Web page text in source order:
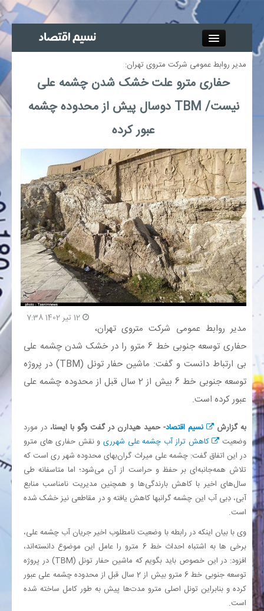
جذب خبرنگار
آگهی استخدام
پیوند‌ها
چند رسانه‌ای
اجتماعی
صنعت معدن و تجارت
بیمه و بورس
بانک
خانه
مدیر روابط عمومی شرکت متروی تهران:
حفاری مترو علت خشک شدن چشمه علی
نیست/ TBM دوسال پیش از محدوده چشمه
عبور کرده
مدیر روابط عمومی شرکت متروی تهران،
حفاری توسعه جنوبی خط 6 مترو را در خشک شدن چشمه علی
بی ارتباط دانست و گفت: ماشین حفار تونل (TBM) در پروژه
توسعه جنوبی خط 6 بیش از 2 سال قبل از محدوده چشمه علی
عبور کرده است.
به گزارش نسیم اقتصاد- حمید هیدارن در گفت وگو با ایسنا، در مورد
وضعیت
کاهش تراز آب چشمه علی شهرری و نقش حفاری های مترو
در این اتفاق گفت: چشمه علی میراث گران‌بهای محدوده شهر ری است که
تلاش همه‌جانبه‌ای بر حفظ و حراست از آن می‌شود؛ اما متاسفانه طی
سال‌های اخیر با کاهش بارندگی‌ها و همچنین مدیریت نامناسب منابع
آبی، دِبی آب این چشمه گرانبها کاهش یافته و در مقاطعی نیز خشک شده
است.
وی با بیان اینکه در رابطه با وضعیت نامطلوب اخیر جریان آب چشمه علی،
برخی ها به اشتباه احداث خط 6 مترو را عامل این موضوع دانسته‌اند،
افزود: در این خصوص باید بگویم که ماشین حفار تونل (TBM) در پروژه
توسعه جنوبی خط 6 مترو بیش از 2 سال قبل از محدوده چشمه علی عبور
کرده و بنابراین تونل اصلی مترو مدت‌ها پیش به‌ طور کامل ساخته شده
است.